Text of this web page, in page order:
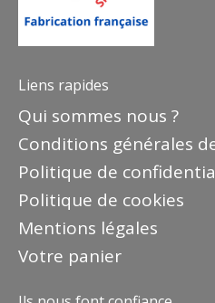
Liens rapides
Qui sommes nous ?
Conditions générales
Politique de
Politique de cookies
Mentions légales
Votre panier